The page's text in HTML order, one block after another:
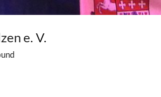
e. V.